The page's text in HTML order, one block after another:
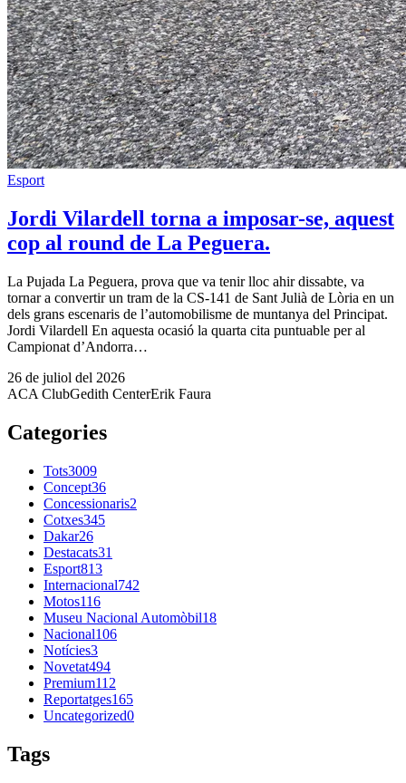
Esport
Jordi Vilardell torna a imposar-se, aquest
cop al round de La Peguera.
La Pujada La Peguera, prova que va tenir lloc ahir dissabte, va
tornar a convertir un tram de la CS-141 de Sant Julià de Lòria en un
dels grans escenaris de l’automobilisme de muntanya del Principat.
Jordi Vilardell En aquesta ocasió la quarta cita puntuable per al
Campionat d’Andorra…
26 de juliol del 2026
ACA ClubGedith CenterErik Faura
Categories
Tots3009
Concept36
Concessionaris2
Cotxes345
Dakar26
Destacats31
Esport813
Internacional742
Motos116
Museu Nacional Automòbil18
Nacional106
Notícies3
Novetat494
Premium112
Reportatges165
Uncategorized0
Tags